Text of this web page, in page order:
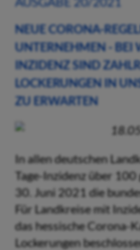
NEUE CORONA-
UNTERNEHMEN - BEI
INZIDENZ SIND
LOCKERUNGEN IN
ZU ERWARTEN
In allen deutschen
Tage-Inzidenz über
30. Juni 2021 die
Für Landkreise mit
das hessische Corona-
Lockerungen